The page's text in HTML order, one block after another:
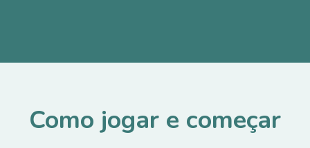
Como jogar e começar